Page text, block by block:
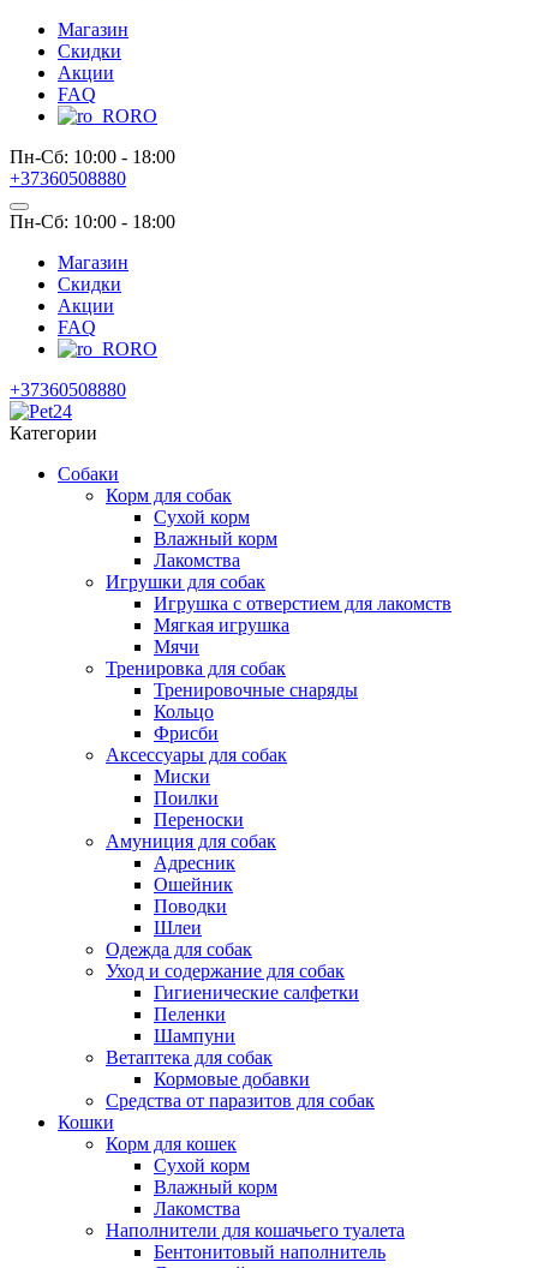
Магазин
Скидки
Акции
FAQ
RO
Пн-Сб: 10:00 - 18:00
+37360508880
Пн-Сб: 10:00 - 18:00
Магазин
Скидки
Акции
FAQ
RO
+37360508880
Категории
Собаки
Корм для собак
Сухой корм
Влажный корм
Лакомства
Игрушки для собак
Игрушка с отверстием для лакомств
Мягкая игрушка
Мячи
Тренировка для собак
Тренировочные снаряды
Кольцо
Фрисби
Аксессуары для собак
Миски
Поилки
Переноски
Амуниция для собак
Адресник
Ошейник
Поводки
Шлеи
Одежда для собак
Уход и содержание для собак
Гигиенические салфетки
Пеленки
Шампуни
Ветаптека для собак
Кормовые добавки
Средства от паразитов для собак
Кошки
Корм для кошек
Сухой корм
Влажный корм
Лакомства
Наполнители для кошачьего туалета
Бентонитовый наполнитель